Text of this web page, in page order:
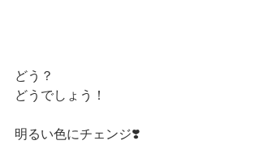
どう？
どうでしょう！
明るい色にチェンジ❣️